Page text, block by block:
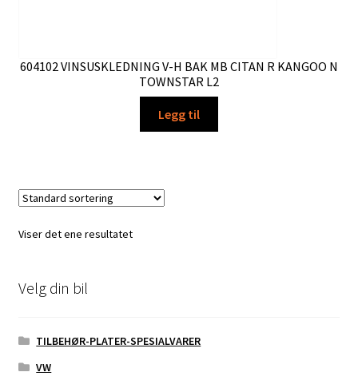
604102 VINSUSKLEDNING V-H BAK MB CITAN R KANGOO N
TOWNSTAR L2
Legg til
Viser det ene resultatet
Velg din bil
TILBEHØR-PLATER-SPESIALVARER
VW